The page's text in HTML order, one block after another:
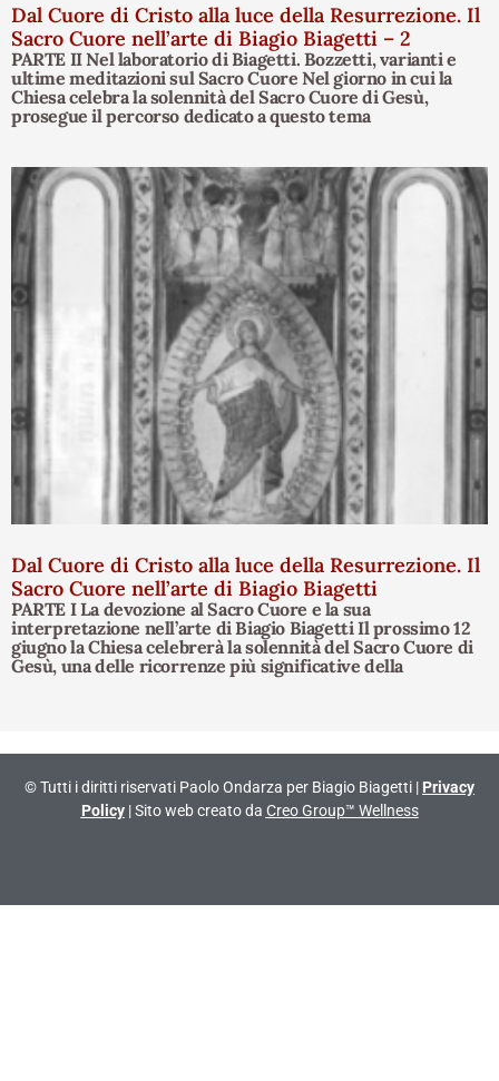
Dal Cuore di Cristo alla luce della Resurrezione. Il
Sacro Cuore nell’arte di Biagio Biagetti – 2
PARTE II Nel laboratorio di Biagetti. Bozzetti, varianti e
ultime meditazioni sul Sacro Cuore Nel giorno in cui la
Chiesa celebra la solennità del Sacro Cuore di Gesù,
prosegue il percorso dedicato a questo tema
Dal Cuore di Cristo alla luce della Resurrezione. Il
Sacro Cuore nell’arte di Biagio Biagetti
PARTE I La devozione al Sacro Cuore e la sua
interpretazione nell’arte di Biagio Biagetti Il prossimo 12
giugno la Chiesa celebrerà la solennità del Sacro Cuore di
Gesù, una delle ricorrenze più significative della
© Tutti i diritti riservati Paolo Ondarza per Biagio Biagetti | Privacy
Policy| Sito web creato da Creo Group™ Wellness